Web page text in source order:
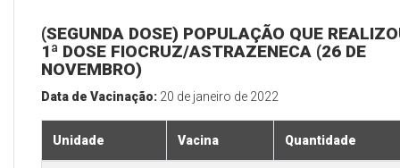
(SEGUNDA DOSE) POPULAÇÃO QUE
1ª DOSE FIOCRUZ/ASTRAZENECA (26 DE
NOVEMBRO)
Data de Vacinação: 20 de janeiro de 2022
Unidade Vacina Quantidade